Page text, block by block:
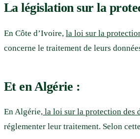
La législation sur la
En Côte d’Ivoire, la loi sur la
concerne le traitement de leurs
Et en Algérie :
En Algérie, la loi sur la protection des
réglementer leur traitement. Selon